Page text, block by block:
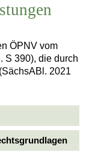
ÖPNV vom
S 390), die durch
2021